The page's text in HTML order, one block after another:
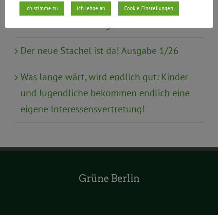
Schutzeinrichtungen wie Frauenhäusern
Der neue Stachel ist da! Ausgabe 1/26
Was lange wärt, wird endlich gut: Kinder
und Jugendliche bekommen endlich eine
eigene Interessensvertretung!
Grüne Berlin
Ich stimme zu Ich lehne ab Cookie Einstellungen